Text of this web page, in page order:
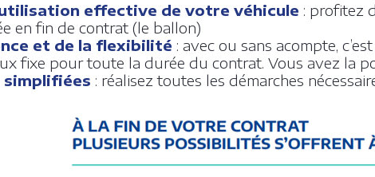
effective de votre véhicule : profitez
en fin de contrat (le ballon)
et de la flexibilité : avec ou sans acompte,
fixe pour toute la durée du contrat. Vous avez la
simplifiées : réalisez toutes les démarches